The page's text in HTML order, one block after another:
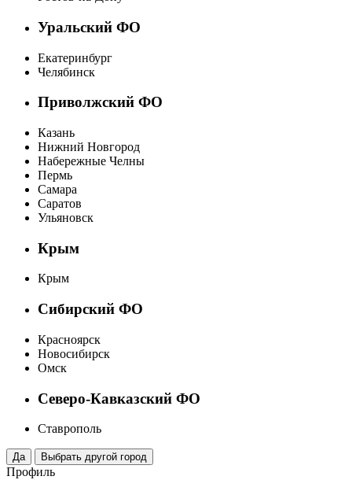
Уральский ФО
Екатеринбург
Челябинск
Приволжский ФО
Казань
Нижний Новгород
Набережные Челны
Пермь
Самара
Саратов
Ульяновск
Крым
Крым
Сибирский ФО
Красноярск
Новосибирск
Омск
Северо-Кавказский ФО
Ставрополь
Профиль